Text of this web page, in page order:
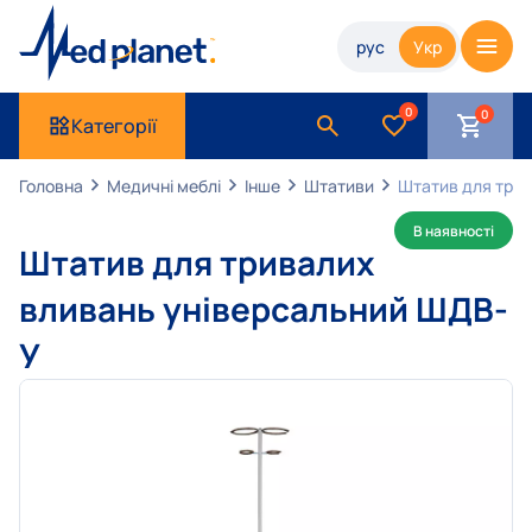
рус Укр
Категорії
0
Головна Медичні меблі Інше Штативи Штатив для
В наявності
Штатив для тривалих
вливань універсальний ШДВ-
У